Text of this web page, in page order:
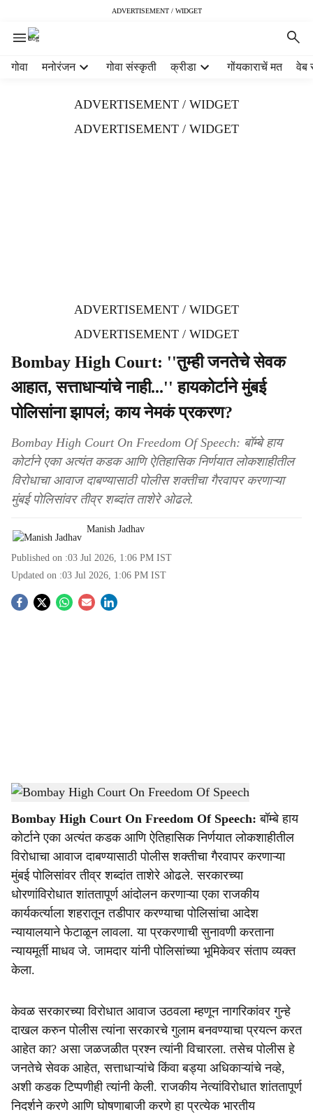
ADVERTISEMENT / WIDGET
गोवा मनोरंजन गोवा संस्कृती क्रीडा गोंयकाराचें मत वेब
ADVERTISEMENT / WIDGET
ADVERTISEMENT / WIDGET
ADVERTISEMENT / WIDGET
ADVERTISEMENT / WIDGET
Bombay High Court: ''तुम्ही जनतेचे सेवक
आहात, सत्ताधाऱ्यांचे नाही...'' हायकोर्टाने मुंबई
पोलिसांना झापलं; काय नेमकं प्रकरण?
Bombay High Court On Freedom Of Speech: बॉम्बे हाय
कोर्टाने एका अत्यंत कडक आणि ऐतिहासिक निर्णयात लोकशाहीतील
विरोधाचा आवाज दाबण्यासाठी पोलीस शक्तीचा गैरवापर करणाऱ्या
मुंबई पोलिसांवर तीव्र शब्दांत ताशेरे ओढले.
Manish Jadhav
Published on :03 Jul 2026, 1:06 PM IST
Updated on :03 Jul 2026, 1:06 PM IST
S
a
r
e
Bombay High Court CAA protest case details-Dainik Gomantak
Bombay High Court On Freedom Of Speech: बॉम्बे हाय
कोर्टाने एका अत्यंत कडक आणि ऐतिहासिक निर्णयात लोकशाहीतील
विरोधाचा आवाज दाबण्यासाठी पोलीस शक्तीचा गैरवापर करणाऱ्या
मुंबई पोलिसांवर तीव्र शब्दांत ताशेरे ओढले. सरकारच्या
धोरणांविरोधात शांततापूर्ण आंदोलन करणाऱ्या एका राजकीय
कार्यकर्त्याला शहरातून तडीपार करण्याचा पोलिसांचा आदेश
न्यायालयाने फेटाळून लावला. या प्रकरणाची सुनावणी करताना
न्यायमूर्ती माधव जे. जामदार यांनी पोलिसांच्या भूमिकेवर संताप व्यक्त
केला.
केवळ सरकारच्या विरोधात आवाज उठवला म्हणून नागरिकांवर गुन्हे
दाखल करुन पोलीस त्यांना सरकारचे गुलाम बनवण्याचा प्रयत्न करत
आहेत का? असा जळजळीत प्रश्न त्यांनी विचारला. तसेच पोलीस हे
जनतेचे सेवक आहेत, सत्ताधाऱ्यांचे किंवा बड्या अधिकाऱ्यांचे नव्हे,
अशी कडक टिप्पणीही त्यांनी केली. राजकीय नेत्यांविरोधात शांततापूर्ण
निदर्शने करणे आणि घोषणाबाजी करणे हा प्रत्येक भारतीय